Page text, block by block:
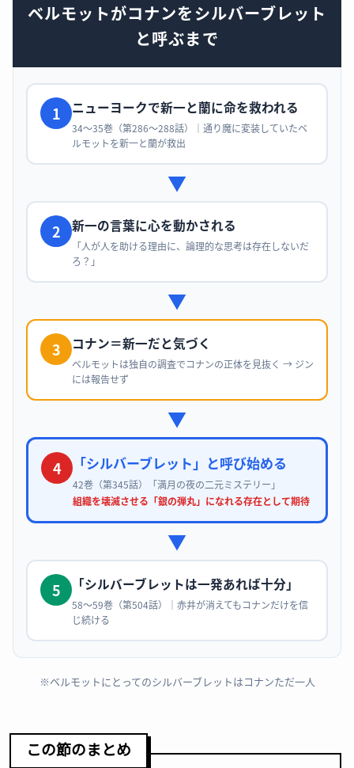
ベルモットがコナンをシルバーブレット
と呼ぶまで
1 ニューヨークで新一と蘭に命を救われる
34〜35巻（第286〜288話）｜通り魔に変装していたベ
ルモットを新一と蘭が救出
▼
2 新一の言葉に心を動かされる
「人が人を助ける理由に、論理的な思考は存在しないだ
ろ？」
▼
3 コナン＝新一だと気づく
ベルモットは独自の調査でコナンの正体を見抜く → ジン
には報告せず
▼
4 「シルバーブレット」と呼び始める
42巻（第345話）「満月の夜の二元ミステリー」
組織を壊滅させる「銀の弾丸」になれる存在として期待
▼
5 「シルバーブレットは一発あれば十分」
58〜59巻（第504話）｜赤井が消えてもコナンだけを信
じ続ける
※ベルモットにとってのシルバーブレットはコナンただ一人
この節のまとめ